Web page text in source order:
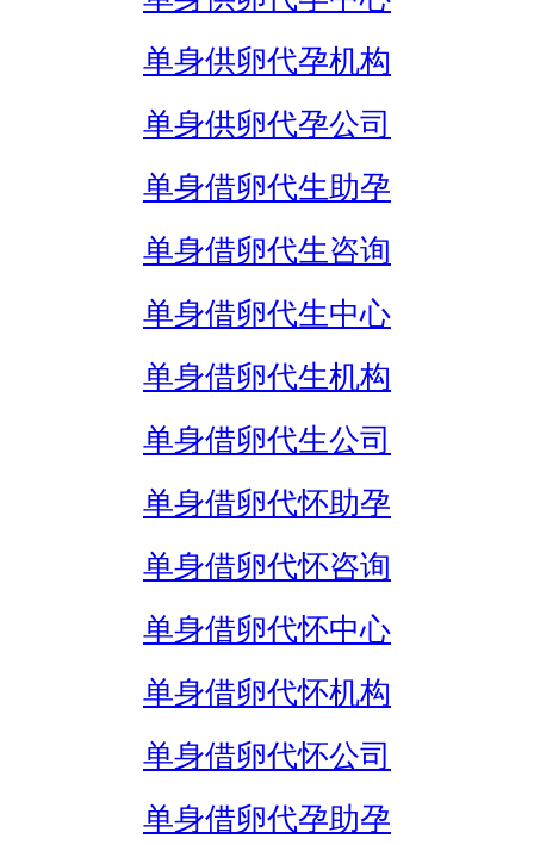
单身供卵代孕机构
单身供卵代孕公司
单身借卵代生助孕
单身借卵代生咨询
单身借卵代生中心
单身借卵代生机构
单身借卵代生公司
单身借卵代怀助孕
单身借卵代怀咨询
单身借卵代怀中心
单身借卵代怀机构
单身借卵代怀公司
单身借卵代孕助孕